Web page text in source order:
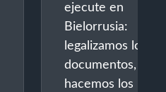
ejecute en
Bielorrusia:
legalizamos los
documentos,
hacemos los